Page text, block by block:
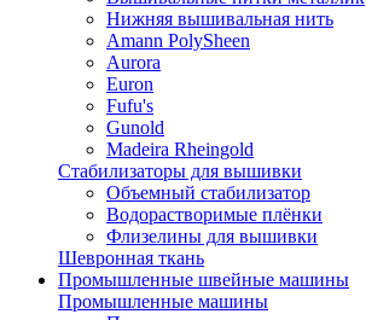
Нижняя вышивальная нить
Amann PolySheen
Aurora
Euron
Fufu's
Gunold
Madeira Rheingold
Стабилизаторы для вышивки
Объемный стабилизатор
Водорастворимые плёнки
Флизелины для вышивки
Шевронная ткань
Промышленные швейные машины
Промышленные машины